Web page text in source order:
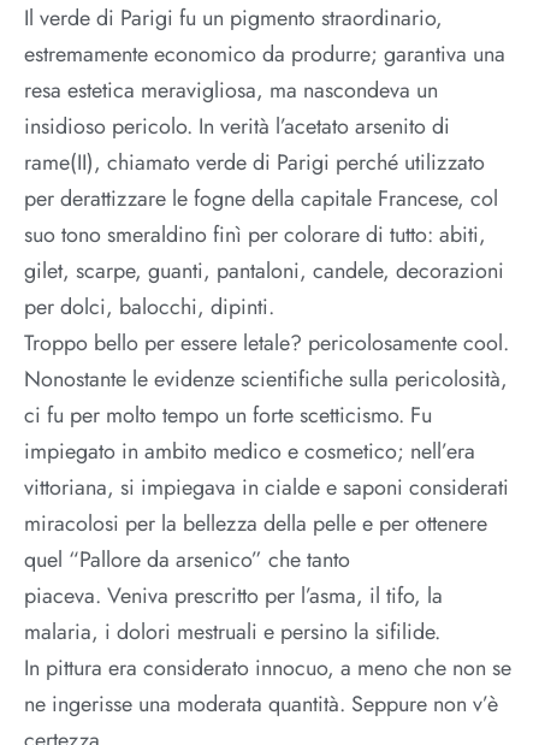
Il verde di Parigi fu un pigmento straordinario,
estremamente economico da produrre; garantiva una
resa estetica meravigliosa, ma nascondeva un
insidioso pericolo. In verità l’acetato arsenito di
rame(II), chiamato verde di Parigi perché utilizzato
per derattizzare le fogne della capitale Francese, col
suo tono smeraldino finì per colorare di tutto: abiti,
gilet, scarpe, guanti, pantaloni, candele, decorazioni
per dolci, balocchi, dipinti.
Troppo bello per essere letale? pericolosamente cool.
Nonostante le evidenze scientifiche sulla pericolosità,
ci fu per molto tempo un forte scetticismo. Fu
impiegato in ambito medico e cosmetico; nell’era
vittoriana, si impiegava in cialde e saponi considerati
miracolosi per la bellezza della pelle e per ottenere
quel “Pallore da arsenico” che tanto
piaceva. Veniva prescritto per l’asma, il tifo, la
malaria, i dolori mestruali e persino la sifilide.
In pittura era considerato innocuo, a meno che non se
ne ingerisse una moderata quantità. Seppure non v’è